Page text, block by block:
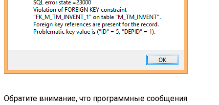
Обратите внимание, что программные сообщения